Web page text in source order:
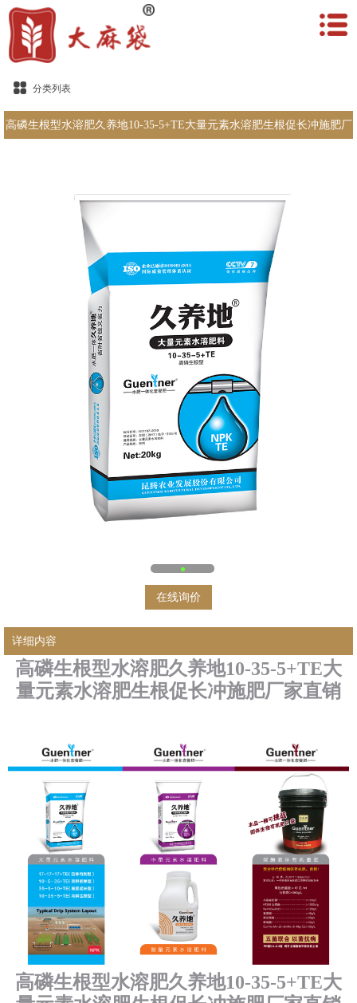
分类列表
高磷生根型水溶肥久养地10-35-5+TE大量元素水溶肥生根促长冲施肥厂
在线询价
详细内容
高磷生根型水溶肥久养地10-35-5+TE大
量元素水溶肥生根促长冲施肥厂家直销
高磷生根型水溶肥久养地10-35-5+TE大